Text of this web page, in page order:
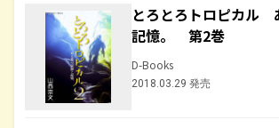
とろとろトロピカル
記憶。 第2巻
D-Books
2018.03.29 発売